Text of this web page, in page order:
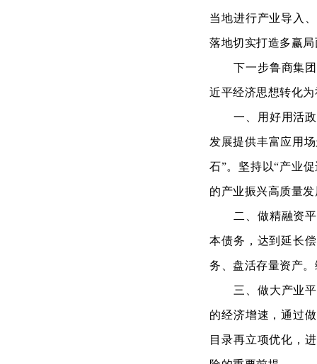
当地进行产业导入
落地切实打造多赢
下一步鲁商集
近平经济思想转化
一、用好用活
发展提供丰富应用
石”。坚持以“产业
的产业振兴高质量
二、做精融资
本债务，达到延长
务、盘活存量资产
三、做大产业
的经济增速，通过
目录再立项优化，